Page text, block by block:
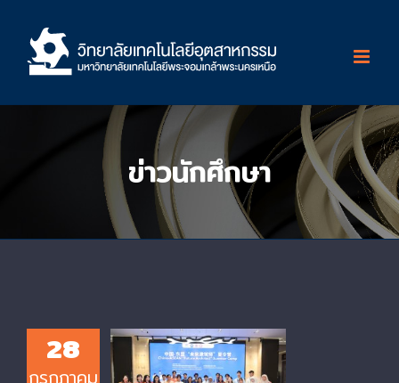
content
ข่าวนักศึกษา
28
กรกฎาคม
CIT, KMUTNB
Students Join